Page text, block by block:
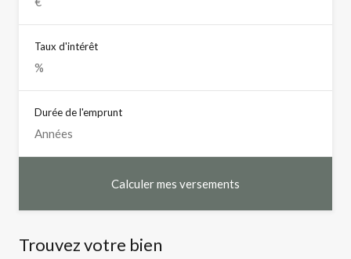
Taux d'intérêt
Durée de l'emprunt
Trouvez votre bien